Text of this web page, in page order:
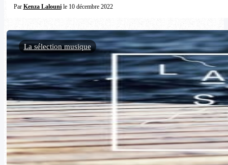
Par Kenza Lalounile 10 décembre 2022
La sélection musique